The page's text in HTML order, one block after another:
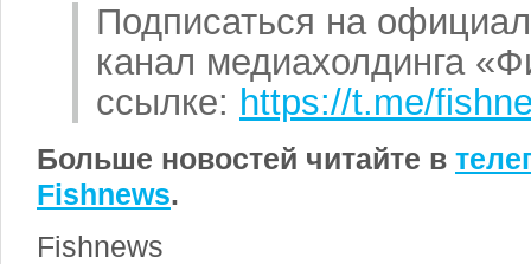
Подписаться на
канал медиахолдинга
ссылке: https://t.me/
Больше новостей читайте в
Fishnews.
Fishnews